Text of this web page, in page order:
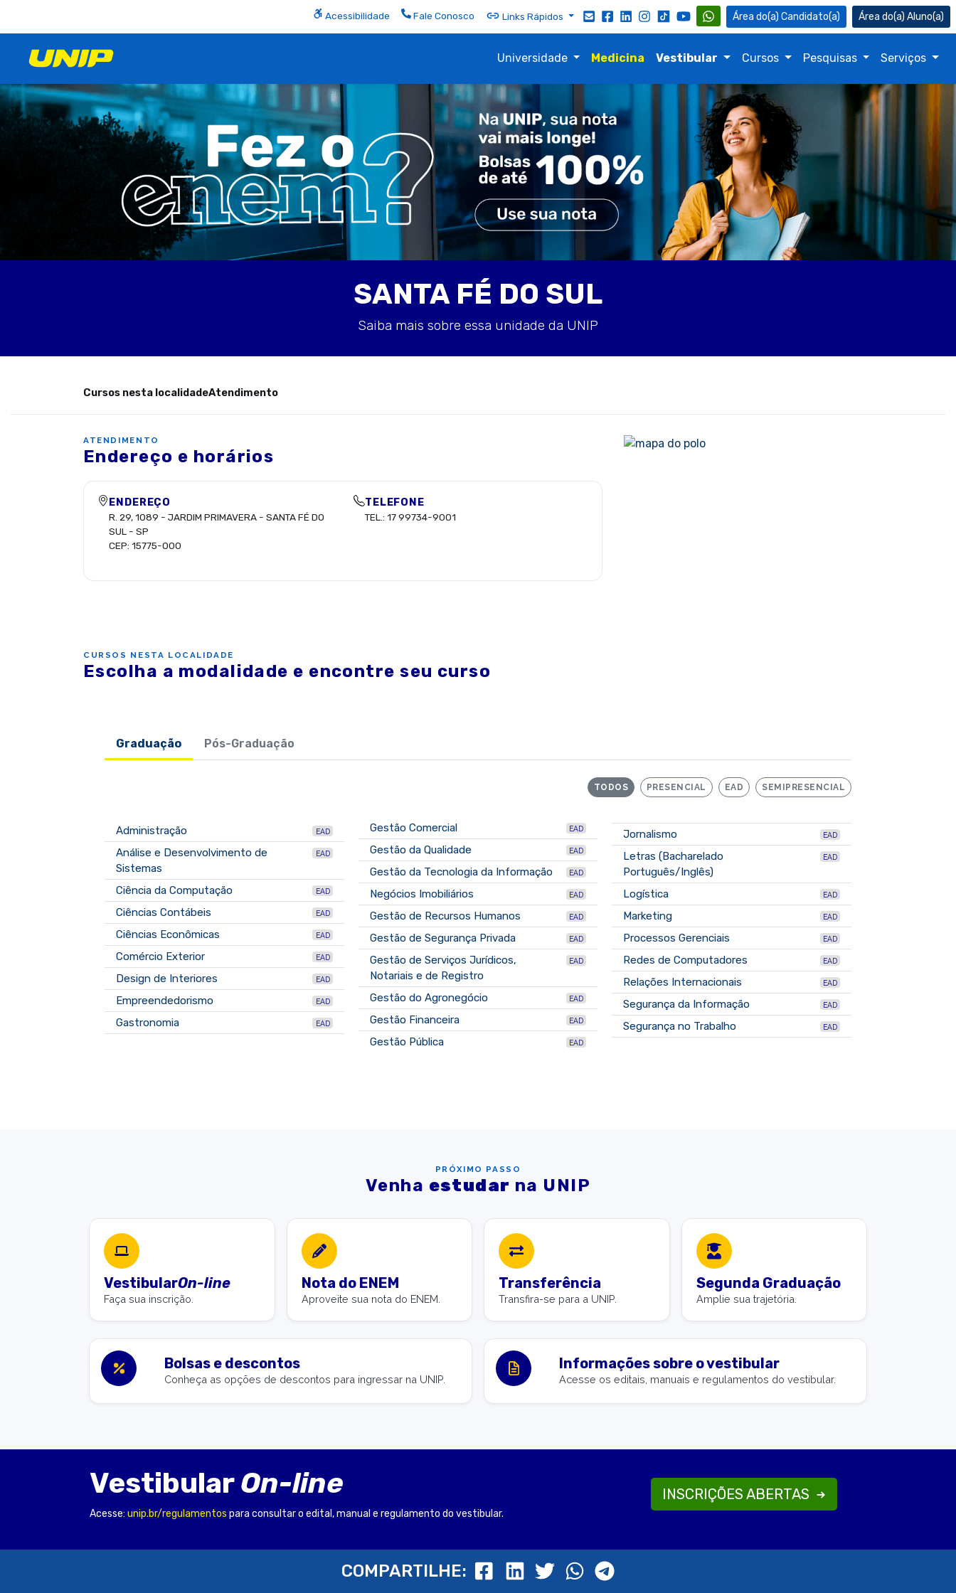
Acessibilidade Fale Conosco Links Rápidos Candidato(a) Aluno(a)
Universidade Medicina Vestibular Cursos Pesquisas Serviços
SANTA FÉ DO SUL
Saiba mais sobre essa unidade da UNIP
Cursos nesta localidadeAtendimento
ATENDIMENTO
Endereço e horários
ENDEREÇO
R. 29, 1089 -JARDIM PRIMAVERA -SANTA FÉ DO
SUL -SP
CEP:15775-000
TELEFONE
TEL.: 17 99734-9001
CURSOS NESTA LOCALIDADE
Escolha a modalidade e encontre seu curso
Graduação Pós-Graduação
TODOS PRESENCIAL EAD SEMIPRESENCIAL
Administração EAD
Análise e Desenvolvimento de
Sistemas
EAD
Ciência da Computação EAD
Ciências Contábeis EAD
Ciências Econômicas EAD
Comércio Exterior EAD
Design de Interiores EAD
Empreendedorismo EAD
Gastronomia EAD
Gestão Comercial EAD
Gestão da Qualidade EAD
Gestão da Tecnologia da Informação EAD
Negócios Imobiliários EAD
Gestão de Recursos Humanos EAD
Gestão de Segurança Privada EAD
Gestão de Serviços Jurídicos,
Notariais e de Registro
EAD
Gestão do Agronegócio EAD
Gestão Financeira EAD
Gestão Pública EAD
Jornalismo EAD
Letras (Bacharelado
Português/Inglês)
EAD
Logística EAD
Marketing EAD
Processos Gerenciais EAD
Redes de Computadores EAD
Relações Internacionais EAD
Segurança da Informação EAD
Segurança no Trabalho EAD
PRÓXIMO PASSO
Venha estudar na UNIP
VestibularOn-line
Faça sua inscrição.
Nota do ENEM
Aproveite sua nota do ENEM.
Transferência
Transfira-se para a UNIP.
Segunda Graduação
Amplie sua trajetória.
Bolsas e descontos
Conheça as opções de descontos para ingressar na UNIP.
Informações sobre o vestibular
Acesse os editais, manuais e regulamentos do vestibular.
Vestibular On-line
Acesse: unip.br/regulamentos para consultar o edital, manual e regulamento do vestibular.
INSCRIÇÕES ABERTAS
COMPARTILHE: